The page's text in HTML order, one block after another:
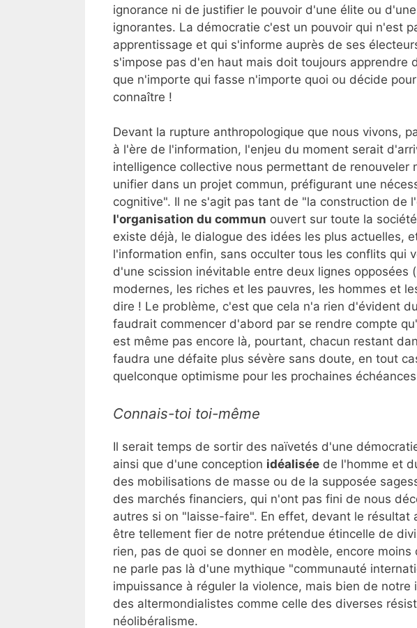
ignorance ni de justifier le pouvoir d'une élite ou
ignorantes. La démocratie c'est un pouvoir qui n'est
apprentissage et qui s'informe auprès de ses
s'impose pas d'en haut mais doit toujours apprendre
que n'importe qui fasse n'importe quoi ou décide
connaître !
Devant la rupture anthropologique que nous vivons,
à l'ère de l'information, l'enjeu du moment serait
intelligence collective nous permettant de renouveler
unifier dans un projet commun, préfigurant une
cognitive". Il ne s'agit pas tant de "la construction de
l'organisation du commun ouvert sur toute la
existe déjà, le dialogue des idées les plus actuelles,
l'information enfin, sans occulter tous les conflits qui
d'une scission inévitable entre deux lignes opposées
modernes, les riches et les pauvres, les hommes et
dire ! Le problème, c'est que cela n'a rien d'évident
faudrait commencer d'abord par se rendre compte
est même pas encore là, pourtant, chacun restant
faudra une défaite plus sévère sans doute, en tout
quelconque optimisme pour les prochaines
Connais-toi toi-même
Il serait temps de sortir des naïvetés d'une
ainsi que d'une conception idéalisée de l'homme et
des mobilisations de masse ou de la supposée
des marchés financiers, qui n'ont pas fini de nous
autres si on "laisse-faire". En effet, devant le résultat
être tellement fier de notre prétendue étincelle de
rien, pas de quoi se donner en modèle, encore
ne parle pas là d'une mythique "communauté
impuissance à réguler la violence, mais bien de notre
des altermondialistes comme celle des diverses
néolibéralisme.